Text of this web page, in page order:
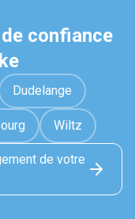
confiance
Dudelange
Wiltz
de votre